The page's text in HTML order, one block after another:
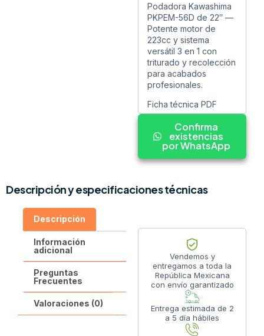
Podadora Kawashima
PKPEM-56D de 22″ —
Potente motor de
223cc y sistema
versátil 3 en 1 con
triturado y recolección
para acabados
profesionales.
Ficha técnica PDF
Confirma
existencias
por WhatsApp
Descripción y especificaciones técnicas
Descripción
Información
adicional
Preguntas
Frecuentes
Valoraciones (0)
Vendemos y
entregamos a toda la
República Mexicana
con envío garantizado
Entrega estimada de 2
a 5 día hábiles